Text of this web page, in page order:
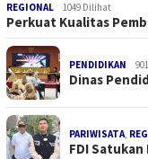
REGIONAL 1049 Dilihat
Perkuat Kualitas
PENDIDIKAN
Dinas
PARIWISATA,
FDI